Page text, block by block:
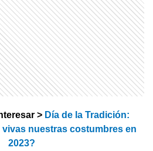
> Día de la Tradición:
nuestras costumbres en
2023?